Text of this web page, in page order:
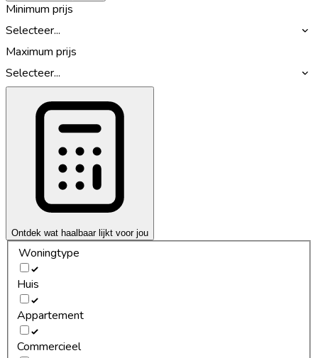
Minimum prijs
Selecteer...
Maximum prijs
Selecteer...
Ontdek wat haalbaar lijkt voor jou
Woningtype
Huis
Appartement
Commercieel